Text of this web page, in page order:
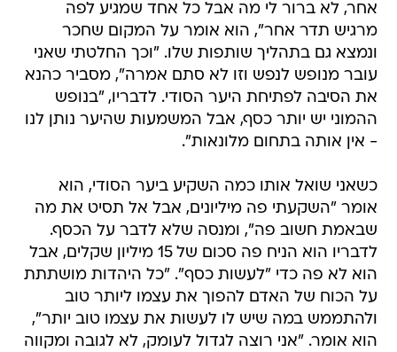
אחר, לא ברור לי מה אבל כל אחד שמגיע לפה
מרגיש תדר אחר", הוא אומר על המקום שחכר
ונמצא גם בתהליך שותפות שלו. "וכך החלטתי שאני
עובר מנופש לנפש וזו לא סתם אמרה", מסביר כהנא
את הסיבה לפתיחת היער הסודי. לדבריו, "בנופש
ההמוני יש יותר כסף, אבל המשמעות שהיער נותן לנו
- אין אותה בתחום מלונאות".
כשאני שואל אותו כמה השקיע ביער הסודי, הוא
אומר "השקעתי פה מיליונים, אבל אל תסיט את מה
שבאמת חשוב פה", ומנסה שלא לדבר על הכסף.
לדבריו הוא הניח פה סכום של 15 מיליון שקלים, אבל
הוא לא פה כדי "לעשות כסף". "כל היהדות מושתתת
על הכוח של האדם להפוך את עצמו ליותר טוב
ולהתממש במה שיש לו לעשות את עצמו טוב יותר",
הוא אומר. "אני רוצה לגדול לעומק, לא לגובה ומקווה